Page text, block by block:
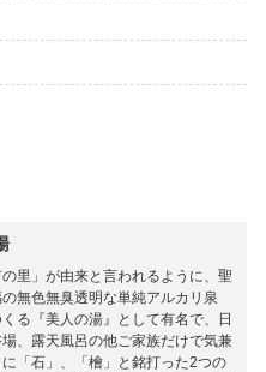
里」が由来と言われるように、聖
無色無臭透明な単純アルカリ泉
る『美人の湯』として有名で、日
、露天風呂の他ご家族だけで気兼
「石」、「檜」と銘打った2つの